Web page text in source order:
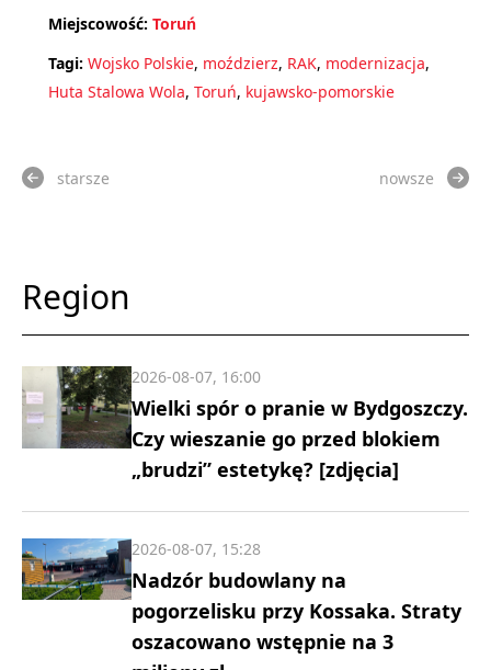
Miejscowość: Toruń
Tagi: Wojsko Polskie, moździerz, RAK, modernizacja,
Huta Stalowa Wola, Toruń, kujawsko-pomorskie
starsze nowsze
Region
Wielki spór o pranie w Bydgoszczy.
Czy wieszanie go przed blokiem
„brudzi” estetykę? [zdjęcia]
2026-08-07, 16:00
Nadzór budowlany na
pogorzelisku przy Kossaka. Straty
oszacowano wstępnie na 3
2026-08-07, 15:28